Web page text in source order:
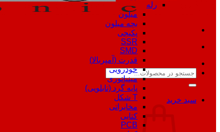
جستجو
سبد خرید
رله
میلون
بچه میلون
پکیجی
SSR
SMD
قدرت (آمپربالا)
خودرویی
مینیاتوری
پایه گرد (تابلویی)
T شکل
مخابراتی
کتابی
PCB